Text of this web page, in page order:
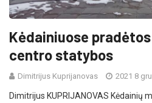
Kėdainiuose
centro statybos
Dimitrijus Kuprijanovas 2021 8
Dimitrijus KUPRIJANOVAS Kėdainių